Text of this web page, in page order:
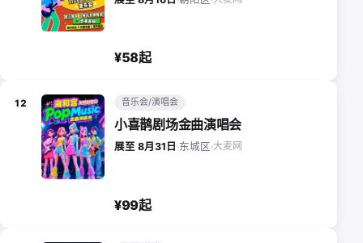
¥58起
12 音乐会/演唱会
小喜鹊剧场金曲演唱会
展至 8月31日 ·东城区·大麦网
¥99起